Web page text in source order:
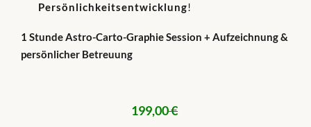
Persönlichkeitsentwicklung!
1 Stunde Astro-Carto-Graphie Session + Aufzeichnung &
persönlicher Betreuung
199,00€